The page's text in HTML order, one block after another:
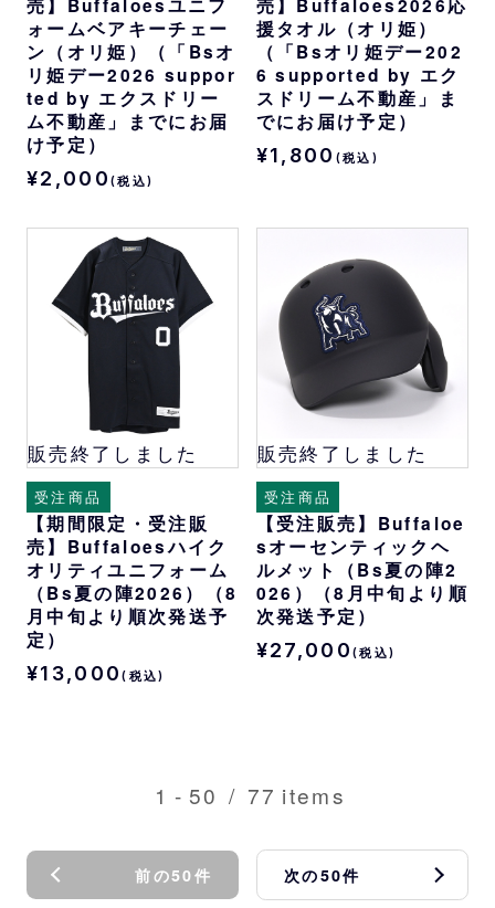
売】Buffaloesユニフ
ォームベアキーチェー
ン（オリ姫）（「Bsオ
リ姫デー2026 suppor
ted by エクスドリー
ム不動産」までにお届
け予定）
¥2,000 (税込)
売】Buffaloes2026応
援タオル（オリ姫）
（「Bsオリ姫デー202
6 supported by エク
スドリーム不動産」ま
でにお届け予定）
¥1,800 (税込)
販売終了しました
受注商品
【期間限定・受注販
売】Buffaloesハイク
オリティユニフォーム
（Bs夏の陣2026）（8
月中旬より順次発送予
定）
¥13,000(税込)
販売終了しました
受注商品
【受注販売】Buffaloe
sオーセンティックヘ
ルメット（Bs夏の陣2
026）（8月中旬より順
次発送予定）
¥27,000(税込)
1 - 50 / 77 items
前の50件 次の50件